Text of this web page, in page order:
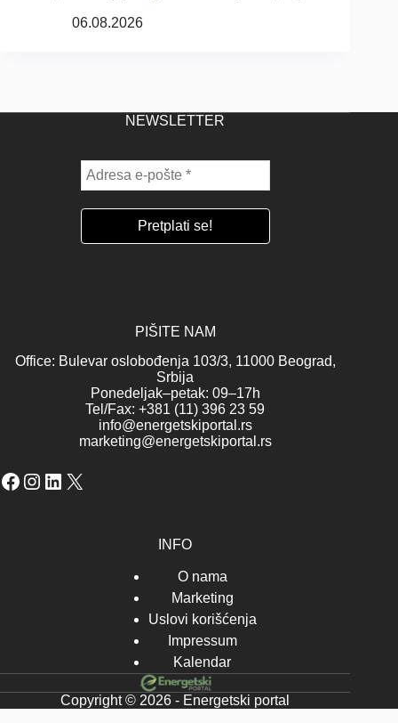
06.08.2026
NEWSLETTER
PIŠITE NAM
Office: Bulevar oslobođenja 103/3, 11000 Beograd,
Srbija
Ponedeljak–petak: 09–17h
Tel/Fax: +381 (11) 396 23 59
info@energetskiportal.rs
marketing@energetskiportal.rs
Facebook
Instagram
LinkedIn
X
INFO
O nama
Marketing
Uslovi korišćenja
Impressum
Kalendar
Copyright © 2026 - Energetski portal